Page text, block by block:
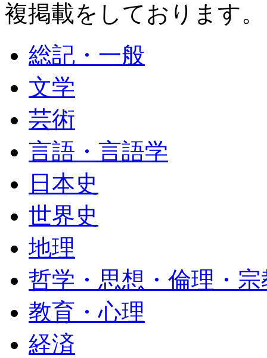
複掲載をしております。
総記・一般
文学
芸術
言語・言語学
日本史
世界史
地理
哲学・思想・倫理・宗
教育・心理
経済